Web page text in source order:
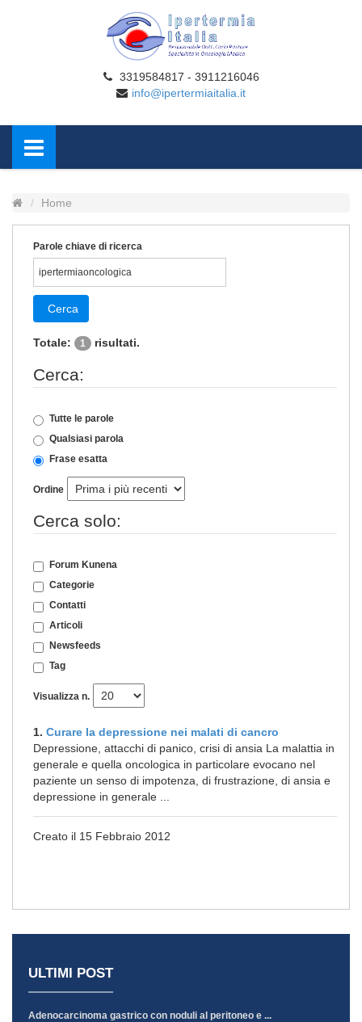
3319584817 - 3911216046
info@ipertermiaitalia.it
Home
Parole chiave di ricerca
Cerca
Totale: 1 risultati.
Cerca:
Tutte le parole
Qualsiasi parola
Frase esatta
Ordine
Cerca solo:
Forum Kunena
Categorie
Contatti
Articoli
Newsfeeds
Tag
Visualizza n.
1. Curare la depressione nei malati di cancro
Depressione, attacchi di panico, crisi di ansia La malattia in
generale e quella oncologica in particolare evocano nel
paziente un senso di impotenza, di frustrazione, di ansia e
depressione in generale ...
Creato il 15 Febbraio 2012
ULTIMI POST
Adenocarcinoma gastrico con noduli al peritoneo e ...